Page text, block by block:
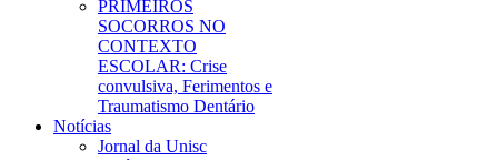
PRIMEIROS
SOCORROS NO
CONTEXTO
ESCOLAR: Crise
convulsiva, Ferimentos e
Traumatismo Dentário
Notícias
Jornal da Unisc